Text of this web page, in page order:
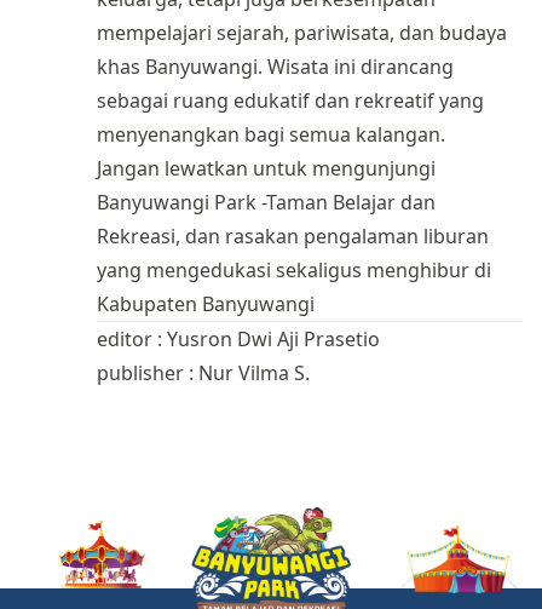
mempelajari sejarah, pariwisata, dan budaya
khas Banyuwangi. Wisata ini dirancang
sebagai ruang edukatif dan rekreatif yang
menyenangkan bagi semua kalangan.
Jangan lewatkan untuk mengunjungi
Banyuwangi Park -Taman Belajar dan
Rekreasi, dan rasakan pengalaman liburan
yang mengedukasi sekaligus menghibur di
Kabupaten Banyuwangi
editor : Yusron Dwi Aji Prasetio
publisher : Nur Vilma S.